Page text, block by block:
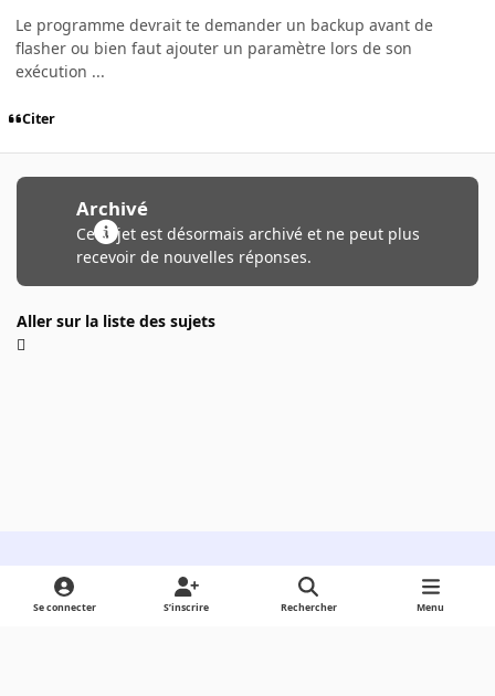
Le programme devrait te demander un backup avant de
flasher ou bien faut ajouter un paramètre lors de son
exécution ...
Citer
Archivé
Ce sujet est désormais archivé et ne peut plus
recevoir de nouvelles réponses.
Aller sur la liste des sujets
Light ModeDark ModeSystem Preference
Se connecter S’inscrire Rechercher Menu